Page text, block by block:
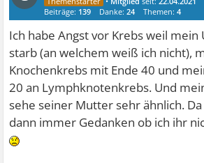
Beiträge: 139 Danke:24 Themen:4
Ich habe Angst vor Krebs weil mein
starb (an welchem weiß ich nicht),
Knochenkrebs mit Ende 40 und
20 an Lymphknotenkrebs. Und
sehe seiner Mutter sehr ähnlich.
dann immer Gedanken ob ich ihr